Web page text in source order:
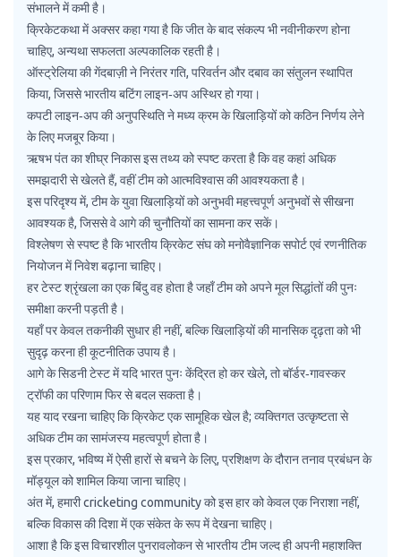
संभालने में कमी है।
क्रिकेटकथा में अक्सर कहा गया है कि जीत के बाद संकल्प भी नवीनीकरण होना
चाहिए, अन्यथा सफलता अल्पकालिक रहती है।
ऑस्ट्रेलिया की गेंदबाज़ी ने निरंतर गति, परिवर्तन और दबाव का संतुलन स्थापित
किया, जिससे भारतीय बटिंग लाइन‑अप अस्थिर हो गया।
कपटी लाइन‑अप की अनुपस्थिति ने मध्य क्रम के खिलाड़ियों को कठिन निर्णय लेने
के लिए मजबूर किया।
ऋषभ पंत का शीघ्र निकास इस तथ्य को स्पष्ट करता है कि वह कहां अधिक
समझदारी से खेलते हैं, वहीं टीम को आत्मविश्वास की आवश्यकता है।
इस परिदृश्य में, टीम के युवा खिलाड़ियों को अनुभवी महत्त्वपूर्ण अनुभवों से सीखना
आवश्यक है, जिससे वे आगे की चुनौतियों का सामना कर सकें।
विश्लेषण से स्पष्ट है कि भारतीय क्रिकेट संघ को मनोवैज्ञानिक सपोर्ट एवं रणनीतिक
नियोजन में निवेश बढ़ाना चाहिए।
हर टेस्ट श्रृंखला का एक बिंदु वह होता है जहाँ टीम को अपने मूल सिद्धांतों की पुनः
समीक्षा करनी पड़ती है।
यहाँ पर केवल तकनीकी सुधार ही नहीं, बल्कि खिलाड़ियों की मानसिक दृढ़ता को भी
सुदृढ़ करना ही कूटनीतिक उपाय है।
आगे के सिडनी टेस्ट में यदि भारत पुनः केंद्रित हो कर खेले, तो बॉर्डर‑गावस्कर
ट्रॉफी का परिणाम फिर से बदल सकता है।
यह याद रखना चाहिए कि क्रिकेट एक सामूहिक खेल है; व्यक्तिगत उत्कृष्टता से
अधिक टीम का सामंजस्य महत्वपूर्ण होता है।
इस प्रकार, भविष्य में ऐसी हारों से बचने के लिए, प्रशिक्षण के दौरान तनाव प्रबंधन के
मॉड्यूल को शामिल किया जाना चाहिए।
अंत में, हमारी cricketing community को इस हार को केवल एक निराशा नहीं,
बल्कि विकास की दिशा में एक संकेत के रूप में देखना चाहिए।
आशा है कि इस विचारशील पुनरावलोकन से भारतीय टीम जल्द ही अपनी महाशक्ति